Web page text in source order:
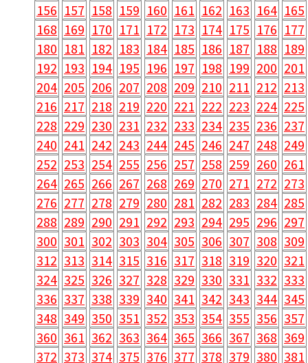
156 157 158 159 160 161 162 163 164 165
168 169 170 171 172 173 174 175 176 177
180 181 182 183 184 185 186 187 188 189
192 193 194 195 196 197 198 199 200 201
204 205 206 207 208 209 210 211 212 213
216 217 218 219 220 221 222 223 224 225
228 229 230 231 232 233 234 235 236 237
240 241 242 243 244 245 246 247 248 249
252 253 254 255 256 257 258 259 260 261
264 265 266 267 268 269 270 271 272 273
276 277 278 279 280 281 282 283 284 285
288 289 290 291 292 293 294 295 296 297
300 301 302 303 304 305 306 307 308 309
312 313 314 315 316 317 318 319 320 321
324 325 326 327 328 329 330 331 332 333
336 337 338 339 340 341 342 343 344 345
348 349 350 351 352 353 354 355 356 357
360 361 362 363 364 365 366 367 368 369
372 373 374 375 376 377 378 379 380 381